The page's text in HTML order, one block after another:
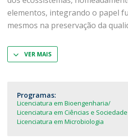
elementos, integrando o papel
mesmos na preservação da
VER MAIS
Programas:
Licenciatura em Bioengenharia
Licenciatura em Ciências e
Licenciatura em Microbiologia